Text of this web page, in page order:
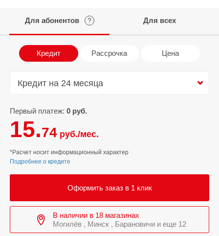
Для абонентов ? Для всех
Кредит Рассрочка Цена
Кредит на 24 месяца
Первый платеж: 0 руб.
15.74 руб./мес.
*Расчет носит информационный характер
Подробнее о кредите
Оформить заказ в 1 клик
В наличии в 18 магазинах
Могилёв , Минск , Барановичи и еще 12
Кредит на 24 месяца